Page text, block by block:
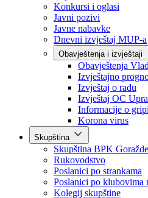
Sve vijesti
Izdvojeno
Najave
Konkursi i oglasi
Javni pozivi
Javne nabavke
Dnevni izvještaj MUP-a
Obavještenja i izvještaji
Obavještenja
Izvještajno
Izvještaj o radu
Izvještaj OC
Informacije o
Korona virus
Skupština
Skupština BPK Goražde
Rukovodstvo